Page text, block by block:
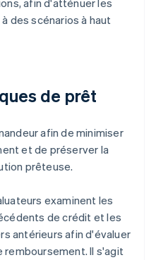
afin d'atténuer les
des scénarios à haut
de prêt
afin de minimiser
et de préserver la
prêteuse.
examinent les
de crédit et les
antérieurs afin d'évaluer
remboursement. Il s'agit